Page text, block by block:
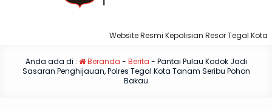
Website Resmi Kepolisian Resor Tegal Kota
Anda ada di : Beranda - Berita - Pantai Pulau Kodok Jadi
Sasaran Penghijauan, Polres Tegal Kota Tanam Seribu Pohon
Bakau